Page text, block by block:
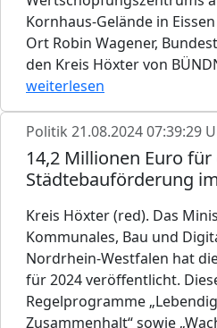
Kornhaus-Gelände in
Ort Robin Wagener,
den Kreis Höxter von
weiterlesen
Politik 21.08.2024 07:39:29
14,2 Millionen Euro für
Städtebauförderung
Kreis Höxter (red). Das
Kommunales, Bau und
Nordrhein-Westfalen hat
für 2024 veröffentlicht.
Regelprogramme
Zusammenhalt“ sowie